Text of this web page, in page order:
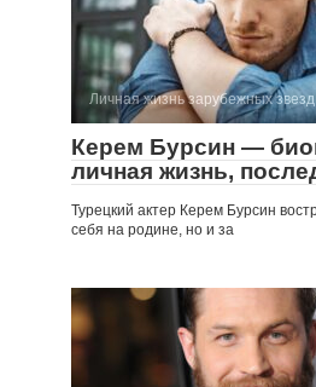
Личная жизнь зарубежных звезд
Керем Бурсин —
личная жизнь,
Турецкий актер Керем Бурсин
себя на родине, но и за